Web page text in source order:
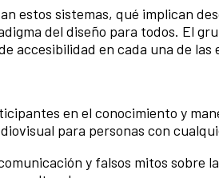
estos sistemas, qué implican
del diseño para todos. El
accesibilidad en cada una de
en el conocimiento y
para personas con
y falsos mitos sobre